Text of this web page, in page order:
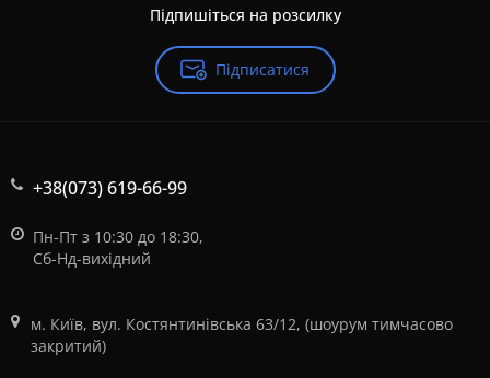
Підпишіться на розсилку
Підписатися
+38(073) 619-66-99
Пн-Пт з 10:30 до 18:30,
Сб-Нд-вихідний
м. Київ, вул. Костянтинівська 63/12, (шоурум тимчасово
закритий)